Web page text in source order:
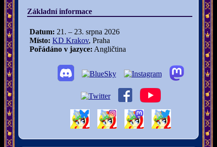
Základní informace
Datum: 21. – 23. srpna 2026
Místo: KD Krakov, Praha
Pořádáno v jazyce: Angličtina